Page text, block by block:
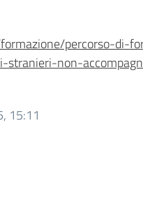
percorso-di-
non-
15:11